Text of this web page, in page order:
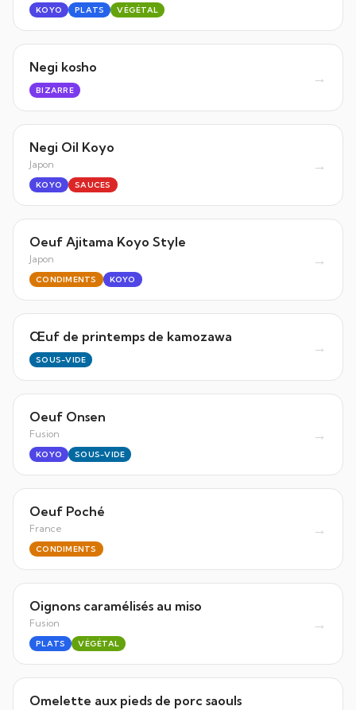
KOYO PLATS VÉGÉTAL
Negi kosho
BIZARRE
→
Negi Oil Koyo
Japon
KOYO SAUCES
→
Oeuf Ajitama Koyo Style
Japon
CONDIMENTS KOYO
→
Œuf de printemps de kamozawa
SOUS-VIDE
→
Oeuf Onsen
Fusion
KOYO SOUS-VIDE
→
Oeuf Poché
France
CONDIMENTS
→
Oignons caramélisés au miso
Fusion
PLATS VÉGÉTAL
→
Omelette aux pieds de porc saouls